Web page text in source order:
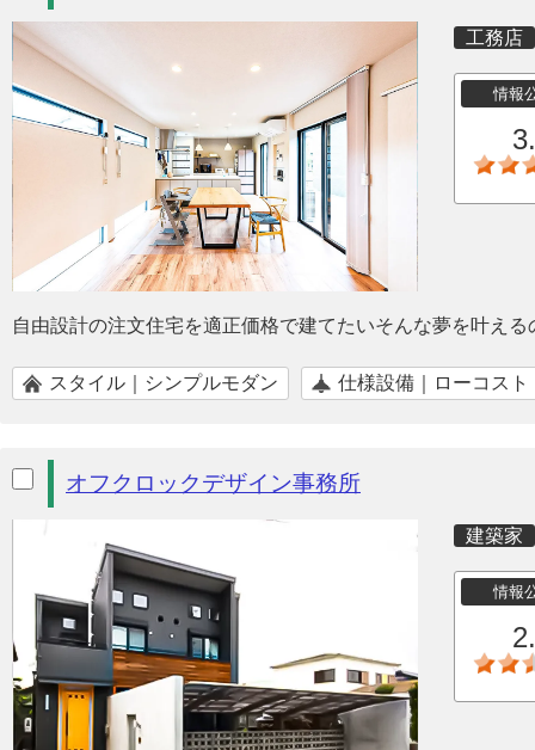
工務店
情報
自由設計の注文住宅を適正価格で建てたいそんな夢を叶え
スタイル｜シンプルモダン 仕様設備｜ローコスト
オフクロックデザイン事務所
建築家
情報